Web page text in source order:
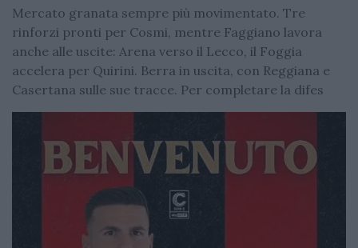
Mercato granata sempre più movimentato. Tre
rinforzi pronti per Cosmi, mentre Faggiano lavora
anche alle uscite: Arena verso il Lecco, il Foggia
accelera per Quirini. Berra in uscita, con Reggiana e
Casertana sulle sue tracce. Per completare la difes